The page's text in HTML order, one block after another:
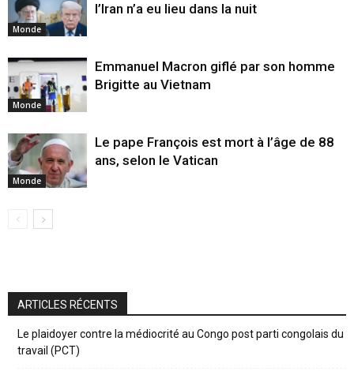
Monde
l’Iran n’a eu lieu dans la nuit
Monde
Emmanuel Macron giflé par son homme
Brigitte au Vietnam
Monde
Le pape François est mort à l’âge de 88
ans, selon le Vatican
ARTICLES RÉCENTS
Le plaidoyer contre la médiocrité au Congo post parti congolais du
travail (PCT)